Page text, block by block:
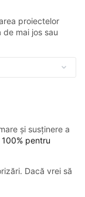
proiectelor
mai jos sau
și susținere a
pentru
Dacă vrei să